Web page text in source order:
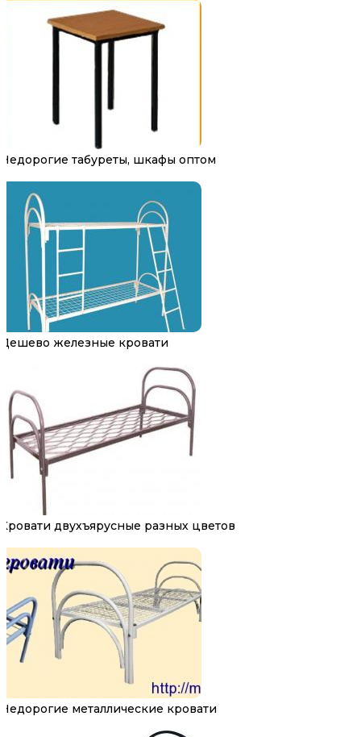
Недорогие табуреты, шкафы оптом
Дешево железные кровати
Кровати двухъярусные разных цветов
Недорогие металлические кровати